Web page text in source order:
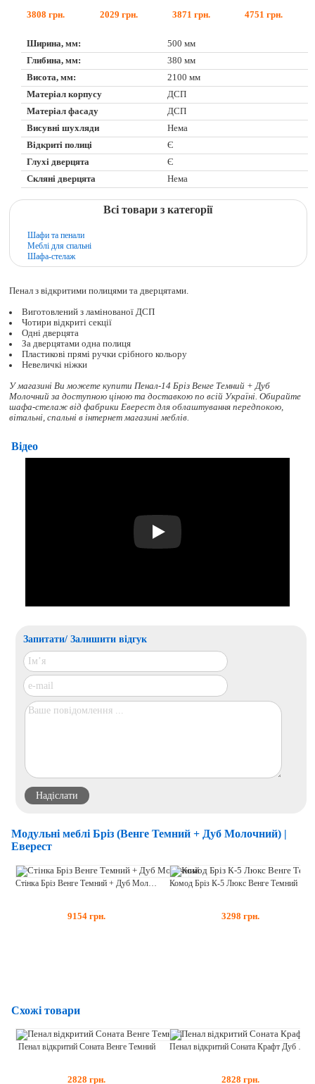
3808 грн. 2029 грн. 3871 грн. 4751 грн.
Ширина, мм:
500 мм
Глибина, мм:
380 мм
Висота, мм:
2100 мм
Матеріал корпусу
ДСП
Матеріал фасаду
ДСП
Висувні шухляди
Нема
Відкриті полиці
Є
Глухі дверцята
Є
Скляні дверцята
Нема
Всі товари з категорії
Шафи та пенали
Меблі для спальні
Шафа-стелаж
Пенал з відкритими полицями та дверцятами.
Виготовлений з ламінованої ДСП
Чотири відкриті секції
Одні дверцята
За дверцятами одна полиця
Пластикові прямі ручки срібного кольору
Невеличкі ніжки
У магазині Ви можете купити Пенал-14 Бріз Венге Темний + Дуб
Молочний за доступною ціною та доставкою по всій Україні. Обирайте
шафа-стелажвід фабрики Еверест для облаштування передпокою,
вітальні, спальні в інтернет магазині меблів.
Відео
Play
Запитати/ Залишити відгук
Модульні меблі Бріз (Венге Темний + Дуб Молочний) |
Еверест
9154 грн. 3298 грн.
Схожі товари
Пенал відкритий Соната Венге Темний
2828 грн. 2828 грн.